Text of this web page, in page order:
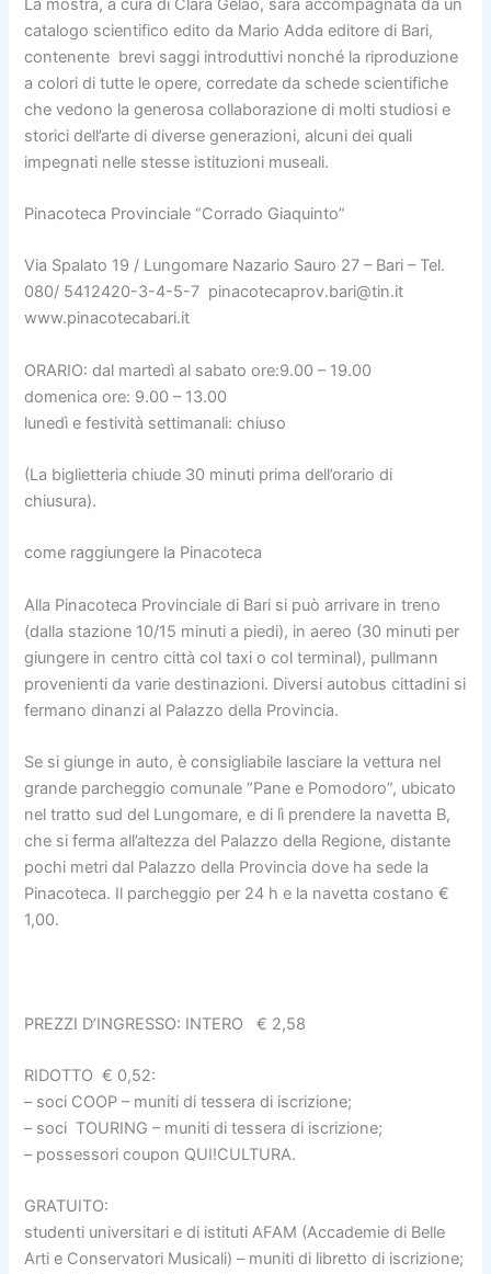
catalogo scientifico edito da Mario Adda editore di Bari,
contenente brevi saggi introduttivi nonché la riproduzione
a colori di tutte le opere, corredate da schede scientifiche
che vedono la generosa collaborazione di molti studiosi e
storici dell’arte di diverse generazioni, alcuni dei quali
impegnati nelle stesse istituzioni museali.
Pinacoteca Provinciale “Corrado Giaquinto”
Via Spalato 19 / Lungomare Nazario Sauro 27 – Bari – Tel.
080/ 5412420-3-4-5-7 pinacotecaprov.bari@tin.it
www.pinacotecabari.it
ORARIO: dal martedì al sabato ore:9.00 – 19.00
domenica ore: 9.00 – 13.00
lunedì e festività settimanali: chiuso
(La biglietteria chiude 30 minuti prima dell’orario di
chiusura).
come raggiungere la Pinacoteca
Alla Pinacoteca Provinciale di Bari si può arrivare in treno
(dalla stazione 10/15 minuti a piedi), in aereo (30 minuti per
giungere in centro città col taxi o col terminal), pullmann
provenienti da varie destinazioni. Diversi autobus cittadini si
fermano dinanzi al Palazzo della Provincia.
Se si giunge in auto, è consigliabile lasciare la vettura nel
grande parcheggio comunale “Pane e Pomodoro”, ubicato
nel tratto sud del Lungomare, e di lì prendere la navetta B,
che si ferma all’altezza del Palazzo della Regione, distante
pochi metri dal Palazzo della Provincia dove ha sede la
Pinacoteca. Il parcheggio per 24 h e la navetta costano €
1,00.
PREZZI D’INGRESSO: INTERO € 2,58
RIDOTTO € 0,52:
– soci COOP – muniti di tessera di iscrizione;
– soci TOURING – muniti di tessera di iscrizione;
– possessori coupon QUI!CULTURA.
GRATUITO:
studenti universitari e di istituti AFAM (Accademie di Belle
Arti e Conservatori Musicali) – muniti di libretto di iscrizione;